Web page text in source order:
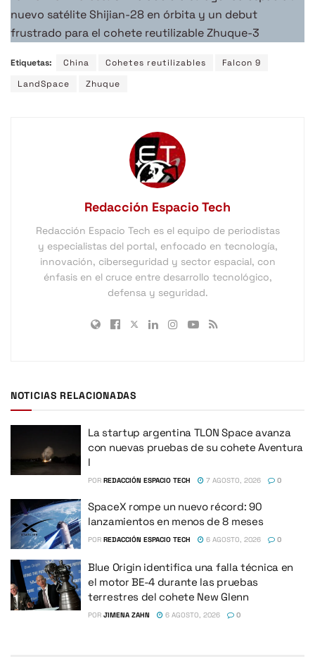
nuevo satélite Shijian-28 en órbita y un debut
frustrado para el cohete reutilizable Zhuque-3
Etiquetas: China Cohetes reutilizables
Falcon 9
LandSpace
Zhuque
Redacción Espacio Tech
Redacción Espacio Tech es el equipo de periodistas
y especialistas del portal, enfocado en tecnología,
innovación, ciberseguridad y sector espacial, con
énfasis en el cruce entre desarrollo tecnológico,
defensa y seguridad.
NOTICIAS RELACIONADAS
La startup argentina TLON Space avanza
con nuevas pruebas de su cohete Aventura
I
POR REDACCIÓN ESPACIO TECH 7 AGOSTO, 2026 0
SpaceX rompe un nuevo récord: 90
lanzamientos en menos de 8 meses
POR REDACCIÓN ESPACIO TECH 6 AGOSTO, 2026 0
Blue Origin identifica una falla técnica en
el motor BE-4 durante las pruebas
terrestres del cohete New Glenn
POR JIMENA ZAHN 6 AGOSTO, 2026 0